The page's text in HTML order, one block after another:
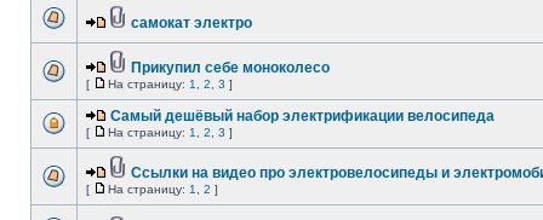
самокат электро
Прикупил себе моноколесо
[ На страницу: 1 2 3 ]
Самый дешёвый набор электрификации велосипеда
[ На страницу: 1 2 3 ]
Ссылки на видео про электровелосипеды и
[ На страницу: 1 2 ]